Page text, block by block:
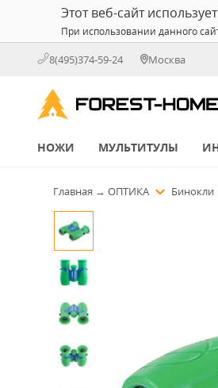
Этот веб-сайт
При использовании данного
8(495)374-59-24 Москва
НОЖИ МУЛЬТИТУЛЫ
Главная → ОПТИКА Бинокли